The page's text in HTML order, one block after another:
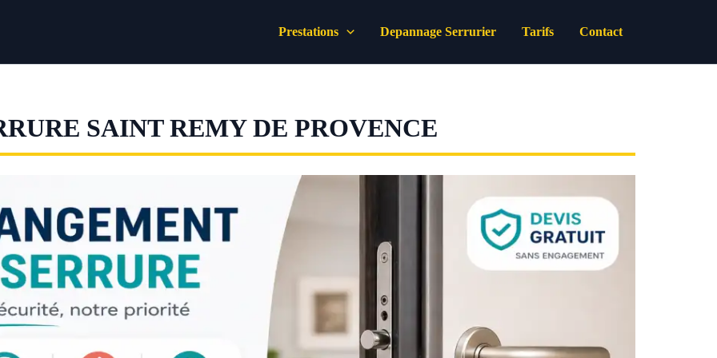
Prestations Depannage Serrurier Tarifs Contact
SAINT REMY DE PROVENCE